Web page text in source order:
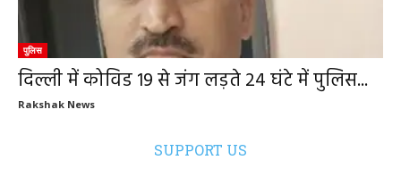
पुलिस
दिल्ली में कोविड 19 से जंग लड़ते 24 घंटे में पुलिस...
Rakshak News
SUPPORT US